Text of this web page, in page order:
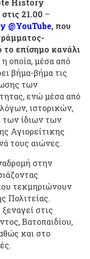
History
21.00 –
@YouTube, που
το επίσημο κανάλι
η οποία, μέσα από
βήμα-βήμα τις
των
ενώ μέσα από
ιστορικών,
των ίδιων των
Αγιορείτικης
τους αιώνες.
στην
τεκμηριώνουν
Πολιτείας.
στις
Βατοπαιδίου,
και στο